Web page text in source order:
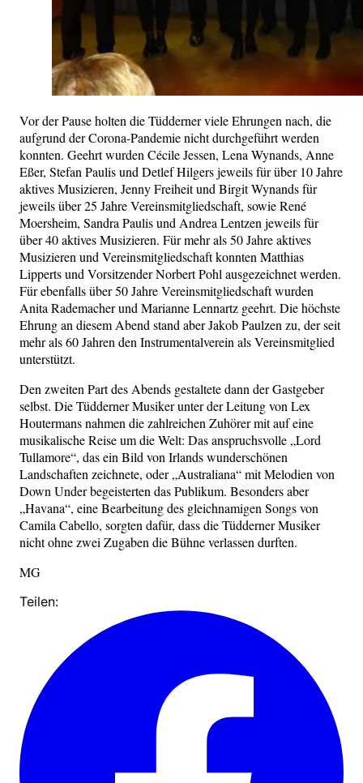
Vor der Pause holten die Tüdderner viele Ehrungen nach, die
aufgrund der Corona-Pandemie nicht durchgeführt werden
konnten. Geehrt wurden Cécile Jessen, Lena Wynands, Anne
Eßer, Stefan Paulis und Detlef Hilgers jeweils für über 10 Jahre
aktives Musizieren, Jenny Freiheit und Birgit Wynands für
jeweils über 25 Jahre Vereinsmitgliedschaft, sowie René
Moersheim, Sandra Paulis und Andrea Lentzen jeweils für
über 40 aktives Musizieren. Für mehr als 50 Jahre aktives
Musizieren und Vereinsmitgliedschaft konnten Matthias
Lipperts und Vorsitzender Norbert Pohl ausgezeichnet werden.
Für ebenfalls über 50 Jahre Vereinsmitgliedschaft wurden
Anita Rademacher und Marianne Lennartz geehrt. Die höchste
Ehrung an diesem Abend stand aber Jakob Paulzen zu, der seit
mehr als 60 Jahren den Instrumentalverein als Vereinsmitglied
unterstützt.
Den zweiten Part des Abends gestaltete dann der Gastgeber
selbst. Die Tüdderner Musiker unter der Leitung von Lex
Houtermans nahmen die zahlreichen Zuhörer mit auf eine
musikalische Reise um die Welt: Das anspruchsvolle „Lord
Tullamore“, das ein Bild von Irlands wunderschönen
Landschaften zeichnete, oder „Australiana“ mit Melodien von
Down Under begeisterten das Publikum. Besonders aber
„Havana“, eine Bearbeitung des gleichnamigen Songs von
Camila Cabello, sorgten dafür, dass die Tüdderner Musiker
nicht ohne zwei Zugaben die Bühne verlassen durften.
MG
Teilen: